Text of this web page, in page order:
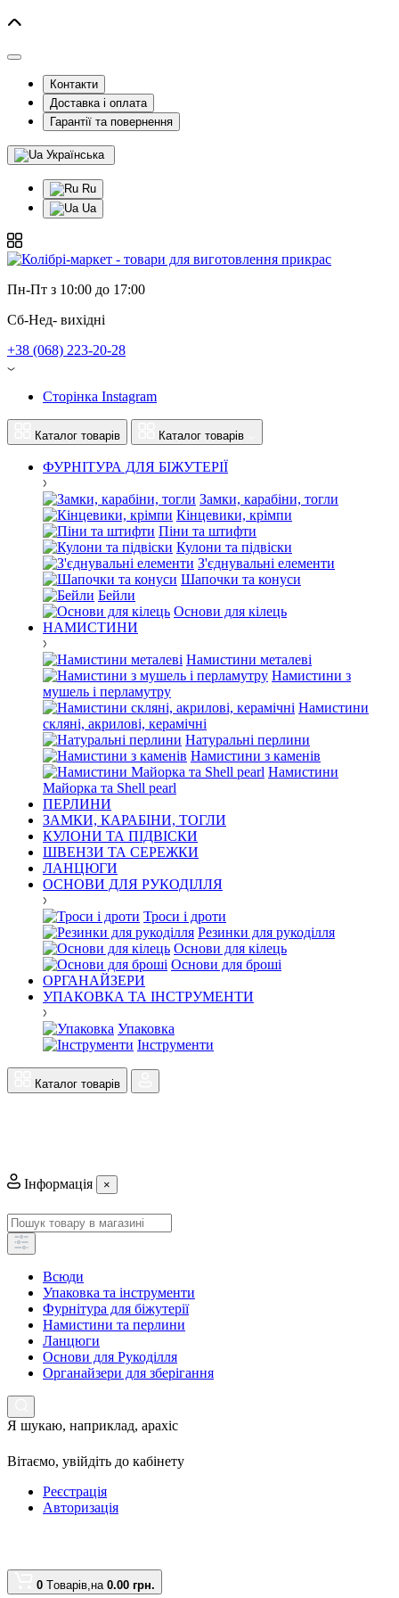
Контакти
Доставка і оплата
Гарантії та повернення
Українська
Ru
Ua
Пн-Пт з 10:00 до 17:00
Сб-Нед- вихідні
+38 (068) 223-20-28
Сторінка Instagram
Каталог товарів Каталог товарів
ФУРНІТУРА ДЛЯ БІЖУТЕРІЇ
Замки, карабіни, тогли
Кінцевики, крімпи
Піни та штифти
Кулони та підвіски
З'єднувальні елементи
Шапочки та конуси
Бейли
Основи для кілець
НАМИСТИНИ
Намистини металеві
Намистини з
мушель і перламутру
Намистини
скляні, акрилові, керамічні
Натуральні перлини
Намистини з каменів
Намистини
Майорка та Shell pearl
ПЕРЛИНИ
ЗАМКИ, КАРАБІНИ, ТОГЛИ
КУЛОНИ ТА ПІДВІСКИ
ШВЕНЗИ ТА СЕРЕЖКИ
ЛАНЦЮГИ
ОСНОВИ ДЛЯ РУКОДІЛЛЯ
Троси і дроти
Резинки для рукоділля
Основи для кілець
Основи для броші
ОРГАНАЙЗЕРИ
УПАКОВКА ТА ІНСТРУМЕНТИ
Упаковка
Інструменти
Каталог товарів
Інформація ×
Всюди
Упаковка та інструменти
Фурнітура для біжутерії
Намистини та перлини
Ланцюги
Основи для Рукоділля
Органайзери для зберігання
Я шукаю, наприклад, арахіс
Вітаємо, увійдіть до кабінету
Реєстрація
Авторизація
0 Tоварів,на 0.00 грн.